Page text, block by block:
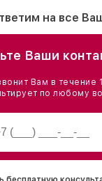
на все
Ваши
Вам в течение
по любому